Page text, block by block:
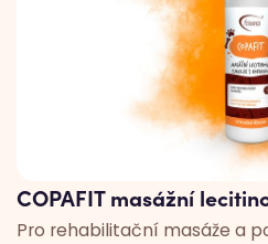
COPAFIT masážní
Pro rehabilitační masáže a